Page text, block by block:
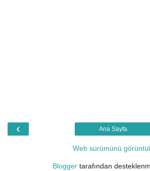
‹ Ana Sayfa
Web sürümünü
Bloggertarafından